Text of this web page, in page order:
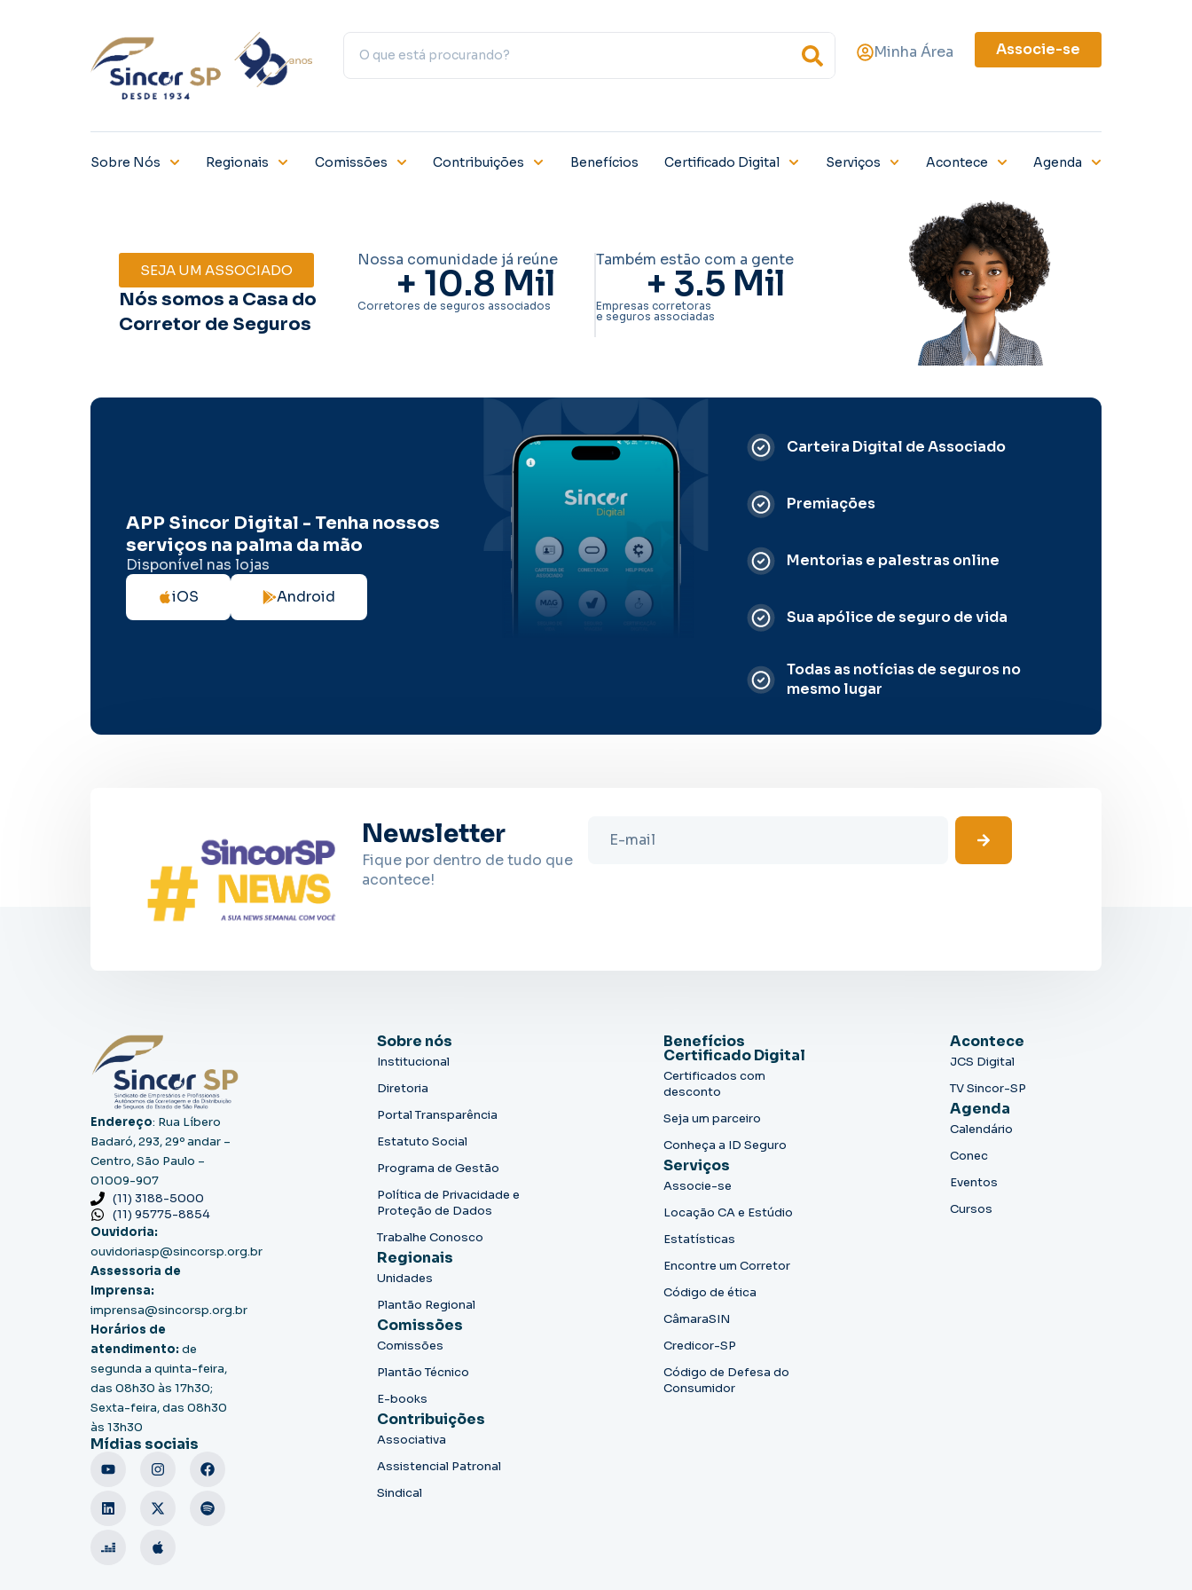
Minha Área Associe-se
Sobre Nós Regionais Comissões Contribuições Benefícios Certificado Digital Serviços Acontece Agenda
SEJA UM ASSOCIADO
Nós somos a Casa do
Corretor de Seguros
Nossa comunidade já reúne
+ 10.8 Mil
Corretores de seguros associados
Também estão com a gente
+ 3.5 Mil
Empresas corretoras
e seguros associadas
APP Sincor Digital - Tenha nossos
serviços na palma da mão
Disponível nas lojas
iOS
Android
Carteira Digital de Associado
Premiações
Mentorias e palestras online
Sua apólice de seguro de vida
Todas as notícias de seguros no
mesmo lugar
Newsletter
Fique por dentro de tudo que
acontece!
Endereço: Rua Líbero
Badaró, 293, 29º andar –
Centro, São Paulo –
01009-907
(11) 3188-5000
(11) 95775-8854
Ouvidoria:
ouvidoriasp@sincorsp.org.br
Assessoria de
Imprensa:
imprensa@sincorsp.org.br
Horários de
atendimento: de
segunda a quinta-feira,
das 08h30 às 17h30;
Sexta-feira, das 08h30
às 13h30
Mídias sociais
Sobre nós
Institucional
Diretoria
Portal Transparência
Estatuto Social
Programa de Gestão
Política de Privacidade e
Proteção de Dados
Trabalhe Conosco
Regionais
Unidades
Plantão Regional
Comissões
Comissões
Plantão Técnico
E-books
Contribuições
Associativa
Assistencial Patronal
Sindical
Benefícios
Certificado Digital
Certificados com
desconto
Seja um parceiro
Conheça a ID Seguro
Serviços
Associe-se
Locação CA e Estúdio
Estatísticas
Encontre um Corretor
Código de ética
CâmaraSIN
Credicor-SP
Código de Defesa do
Consumidor
Acontece
JCS Digital
TV Sincor-SP
Agenda
Calendário
Conec
Eventos
Cursos